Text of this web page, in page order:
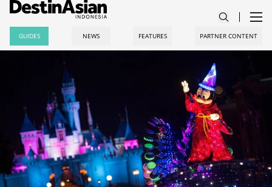
GUIDES NEWS FEATURES PARTNER CONTENT